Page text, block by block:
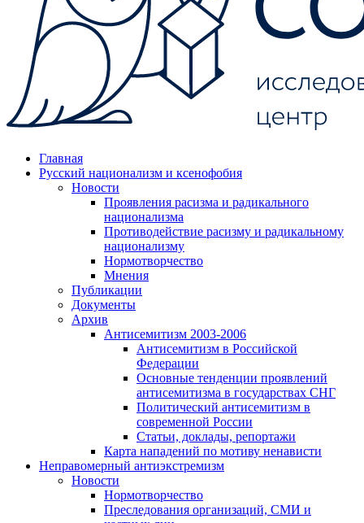
Главная
Русский национализм и ксенофобия
Новости
Проявления расизма и радикального
национализма
Противодействие расизму и радикальному
национализму
Нормотворчество
Мнения
Публикации
Документы
Архив
Антисемитизм 2003-2006
Антисемитизм в Российской
Федерации
Основные тенденции проявлений
антисемитизма в государствах СНГ
Политический антисемитизм в
современной России
Статьи, доклады, репортажи
Карта нападений по мотиву ненависти
Неправомерный антиэкстремизм
Новости
Нормотворчество
Преследования организаций, СМИ и